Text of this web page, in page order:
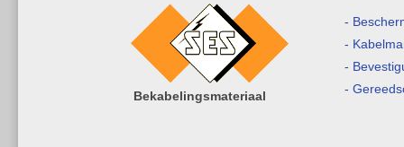
Bekabelingsmateriaal
-
-
-
-